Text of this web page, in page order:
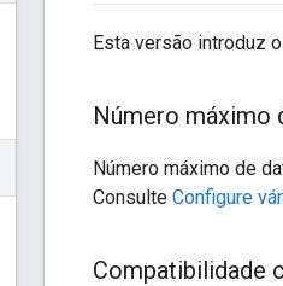
Esta versão introduz
Número máximo
Número máximo de
Consulte Configure
Compatibilidade